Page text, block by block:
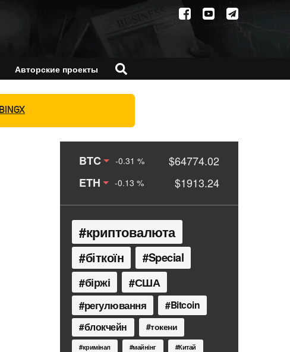
Авторские проекты
BINGX
BTC -0.31 %
$64774.02
ETH
-0.13 % $1913.24
криптовалюта
біткоїн Special
біржі США
регулювання Bitcoin
блокчейн токени
кримінал майнінг
Китай